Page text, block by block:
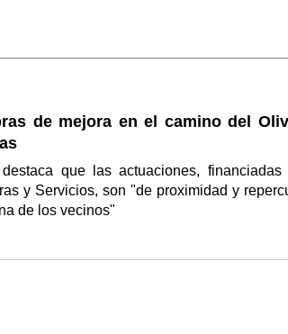
de mejora en el camino del
que las actuaciones, financiadas
y Servicios, son "de proximidad y
de los vecinos"